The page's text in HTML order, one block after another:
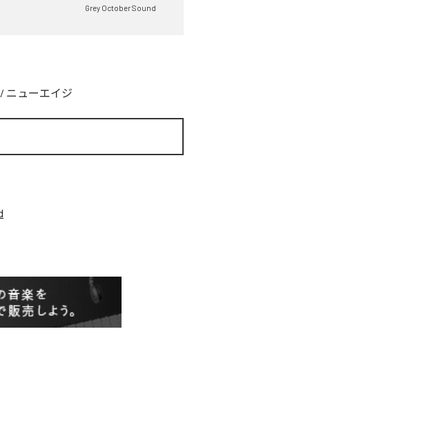
Grey October Sound
/ ニューエイジ